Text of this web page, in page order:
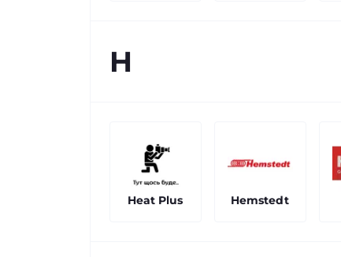
H
Heat Plus Hemstedt